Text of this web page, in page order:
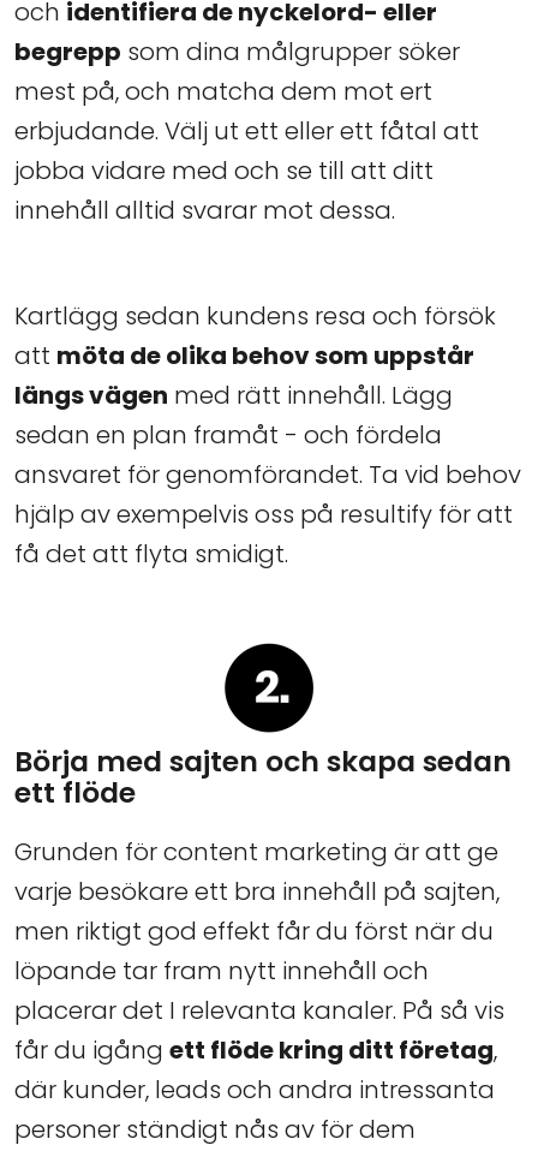
och identifiera de nyckelord- eller
begrepp som dina målgrupper söker
mest på, och matcha dem mot ert
erbjudande. Välj ut ett eller ett fåtal att
jobba vidare med och se till att ditt
innehåll alltid svarar mot dessa.
Kartlägg sedan kundens resa och försök
att möta de olika behov som uppstår
längs vägen med rätt innehåll. Lägg
sedan en plan framåt - och fördela
ansvaret för genomförandet. Ta vid behov
hjälp av exempelvis oss på resultify för att
få det att flyta smidigt.
Börja med sajten och skapa sedan
ett flöde
Grunden för content marketing är att ge
varje besökare ett bra innehåll på sajten,
men riktigt god effekt får du först när du
löpande tar fram nytt innehåll och
placerar det I relevanta kanaler. På så vis
får du igång ett flöde kring ditt företag,
där kunder, leads och andra intressanta
personer ständigt nås av för dem